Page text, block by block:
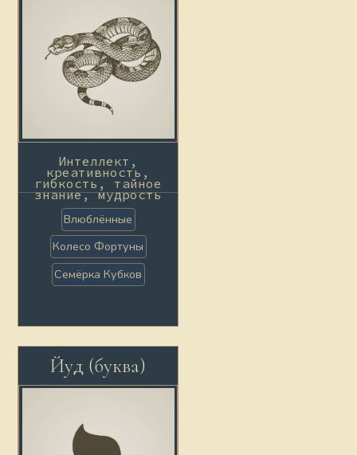
Интеллект,
креативность,
гибкость, тайное
знание, мудрость
Влюблённые
Колесо Фортуны
Семёрка Кубков
Йуд (буква)